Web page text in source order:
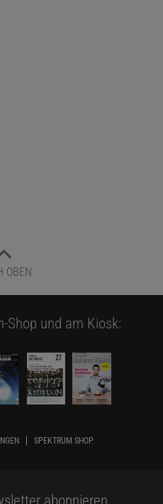
OBEN
Shop und am Kiosk:
SPEKTRUM SHOP
abonnieren